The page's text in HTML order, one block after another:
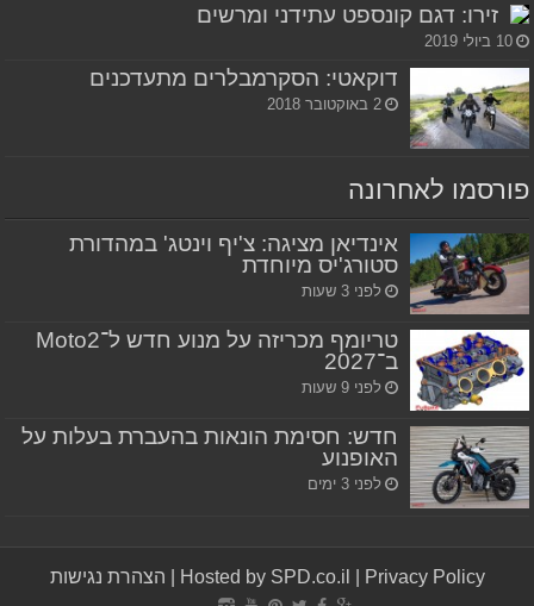
זירו: דגם קונספט עתידני ומרשים
10 ביולי 2019
דוקאטי: הסקרמבלרים מתעדכנים
2 באוקטובר 2018
פורסמו לאחרונה
אינדיאן מציגה: צ'יף וינטג' במהדורת
סטורג'יס מיוחדת
לפני 3 שעות
טריומף מכריזה על מנוע חדש ל־Moto2
ב־2027
לפני 9 שעות
חדש: חסימת הונאות בהעברת בעלות על
האופנוע
לפני 3 ימים
Hosted by SPD.co.il Privacy Policy הצהרת נגישות